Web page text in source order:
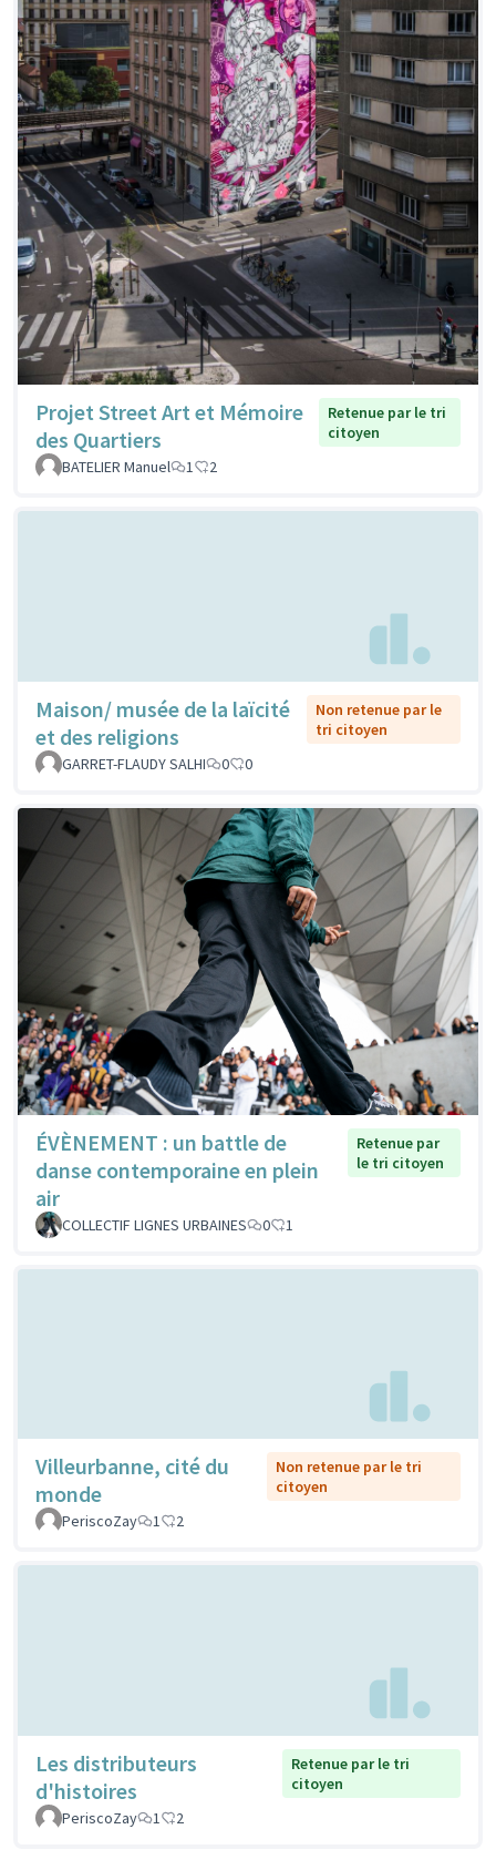
Projet Street Art et Mémoire
des Quartiers
Retenue par le tri
citoyen
BATELIER Manuel
1 2
Maison/ musée de la laïcité
et des religions
Non retenue par le
tri citoyen
GARRET-FLAUDY SALHI
0 0
ÉVÈNEMENT : un battle de
danse contemporaine en plein
air
Retenue par
le tri citoyen
COLLECTIF LIGNES URBAINES 0 1
Villeurbanne, cité du
monde
Non retenue par le tri
citoyen
PeriscoZay
1 2
Les distributeurs
d'histoires
Retenue par le tri
citoyen
PeriscoZay
1 2